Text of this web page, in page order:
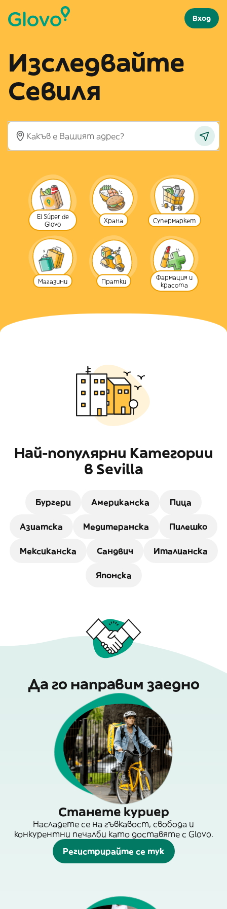
Вход
Изследвайте
Севиля
El Súper de
Glovo
Храна Супермаркет
Магазини Пратки
Фармация и
красота
Най-популярни Категории
в Sevilla
Бургери Американска Пица
Азиатска Медитеранска Пилешко
Мексиканска Сандвич Италианска
Японска
Да го направим заедно
Станете куриер
Насладете се на гъвкавост, свобода и
конкурентни печалби като доставяте с Glovo.
Регистрирайте се тук